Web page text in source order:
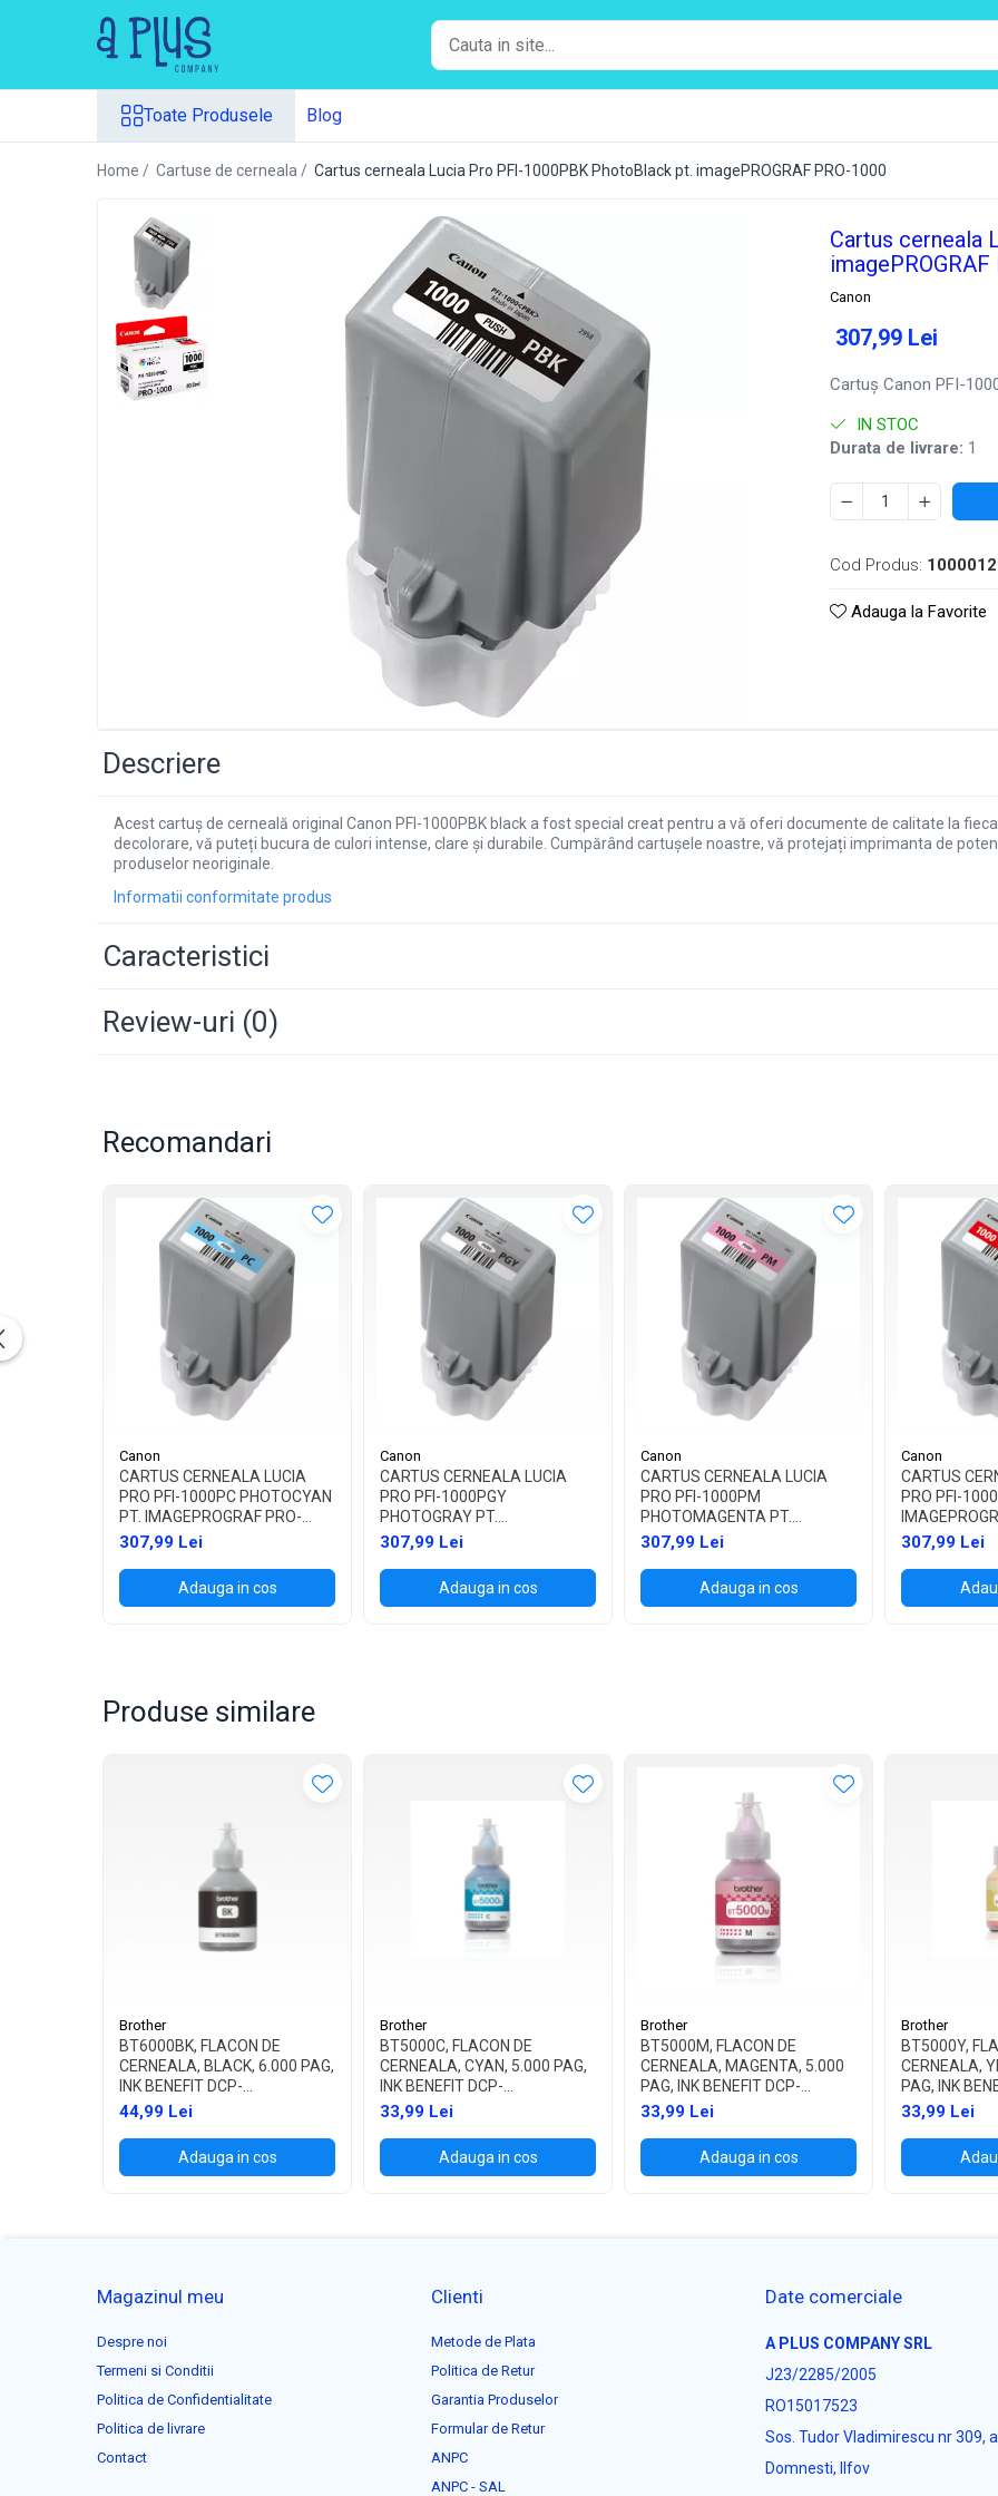
Benzi pentru etichete
Cartuse toner
Unitate cilindru (Drum unit)
Toate Produsele Blog
Home / Cartuse de cerneala / Cartus cerneala Lucia Pro PFI-1000PBK PhotoBlack pt. imagePROGRAF PRO-1000
Cartus cerneala
imagePROGRAF
Canon
307,99 Lei
Cartuş Canon PFI-
IN STOC
Durata de livrare: 1
Cod Produs:
Adauga la Favorite
Descriere
Acest cartuș de cerneală original Canon PFI-1000PBK black a fost special creat pentru a vă oferi documente de calitate la
decolorare, vă puteți bucura de culori intense, clare și durabile. Cumpărând cartușele noastre, vă protejați imprimanta de
produselor neoriginale.
Informatii conformitate produs
Caracteristici
Review-uri (0)
Recomandari
Canon
CARTUS CERNEALA LUCIA
PRO PFI-1000PC PHOTOCYAN
PT. IMAGEPROGRAF PRO-
1000
307,99 Lei
Adauga in cos
Canon
CARTUS CERNEALA LUCIA
PRO PFI-1000PGY
PHOTOGRAY PT.
IMAGEPROGRAF PRO-1000
307,99 Lei
Adauga in cos
Canon
CARTUS CERNEALA LUCIA
PRO PFI-1000PM
PHOTOMAGENTA PT.
IMAGEPROGRAF PRO-1000
307,99 Lei
Adauga in cos
Canon
CARTUS
PRO PFI-
307,99 Lei
Produse similare
Brother
BT6000BK, FLACON DE
CERNEALA, BLACK, 6.000 PAG,
INK BENEFIT DCP-
T300/T500W/T700W
44,99 Lei
Adauga in cos
Brother
BT5000C, FLACON DE
CERNEALA, CYAN, 5.000 PAG,
INK BENEFIT DCP-
T300/T500W/T700W
33,99 Lei
Adauga in cos
Brother
BT5000M, FLACON DE
CERNEALA, MAGENTA, 5.000
PAG, INK BENEFIT DCP-
T300/T500W/T700W
33,99 Lei
Adauga in cos
Brother
BT5000Y,
CERNEALA,
PAG, INK
T300/T500W/
33,99 Lei
Magazinul meu
Despre noi
Termeni si Conditii
Politica de Confidentialitate
Politica de livrare
Contact
Clienti
Metode de Plata
Politica de Retur
Garantia Produselor
Formular de Retur
ANPC
ANPC - SAL
Date comerciale
A PLUS COMPANY SRL
J23/2285/2005
RO15017523
Sos. Tudor Vladimirescu nr 309,
Domnesti, Ilfov